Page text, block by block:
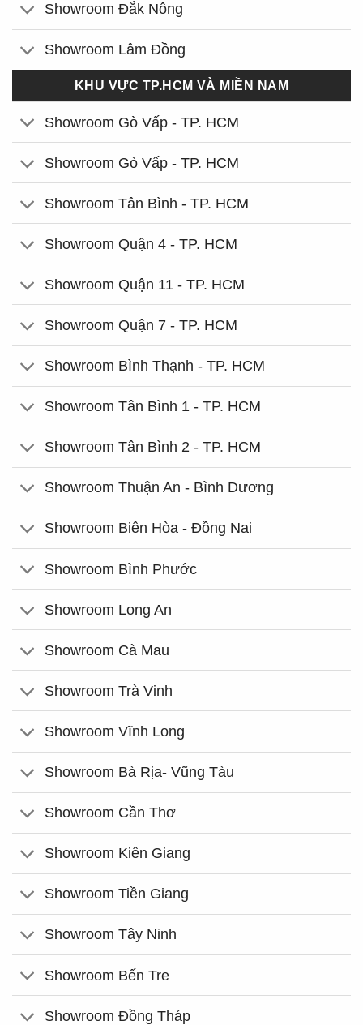
Showroom Đắk Nông
Showroom Lâm Đồng
KHU VỰC TP.HCM VÀ MIỀN NAM
Showroom Gò Vấp - TP. HCM
Showroom Gò Vấp - TP. HCM
Showroom Tân Bình - TP. HCM
Showroom Quận 4 - TP. HCM
Showroom Quận 11 - TP. HCM
Showroom Quận 7 - TP. HCM
Showroom Bình Thạnh - TP. HCM
Showroom Tân Bình 1 - TP. HCM
Showroom Tân Bình 2 - TP. HCM
Showroom Thuận An - Bình Dương
Showroom Biên Hòa - Đồng Nai
Showroom Bình Phước
Showroom Long An
Showroom Cà Mau
Showroom Trà Vinh
Showroom Vĩnh Long
Showroom Bà Rịa- Vũng Tàu
Showroom Cần Thơ
Showroom Kiên Giang
Showroom Tiền Giang
Showroom Tây Ninh
Showroom Bến Tre
Showroom Đồng Tháp